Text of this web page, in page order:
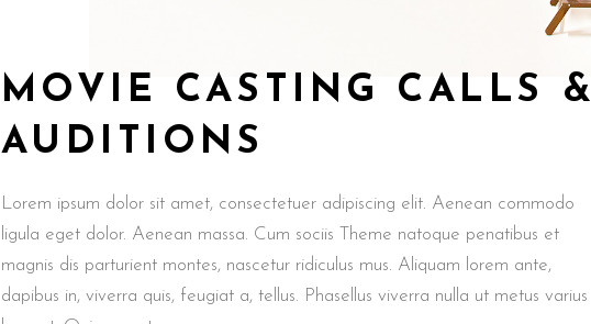
MOVIE CASTING CALLS &
AUDITIONS
Lorem ipsum dolor sit amet, consectetuer adipiscing elit. Aenean commodo
ligula eget dolor. Aenean massa. Cum sociis Theme natoque penatibus et
magnis dis parturient montes, nascetur ridiculus mus. Aliquam lorem ante,
dapibus in, viverra quis, feugiat a, tellus. Phasellus viverra nulla ut metus varius